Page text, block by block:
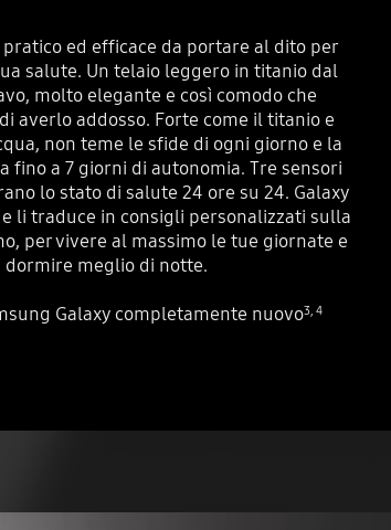
ed efficace da portare al dito per
salute. Un telaio leggero in titanio dal
molto elegante e così comodo che
averlo addosso. Forte come il titanio e
non teme le sfide di ogni giorno e la
fino a 7 giorni di autonomia. Tre sensori
lo stato di salute 24 ore su 24. Galaxy
li traduce in consigli personalizzati sulla
per vivere al massimo le tue giornate e
dormire meglio di notte.
Galaxy completamente nuovo3, 4